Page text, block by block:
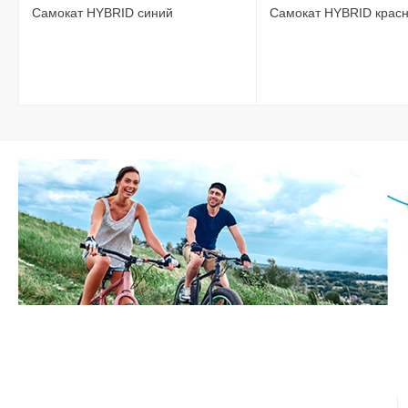
Самокат HYBRID синий Самокат HYBRID